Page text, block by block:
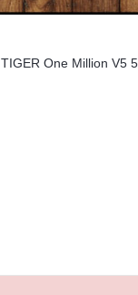
TIGER One Million V5